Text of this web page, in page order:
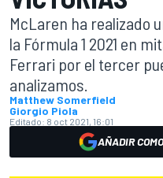
McLaren ha realizado
la Fórmula 1 2021 en
Ferrari por el tercer
analizamos.
Matthew Somerfield
Giorgio Piola
Editado: 8 oct 2021, 16:01
AÑADIR